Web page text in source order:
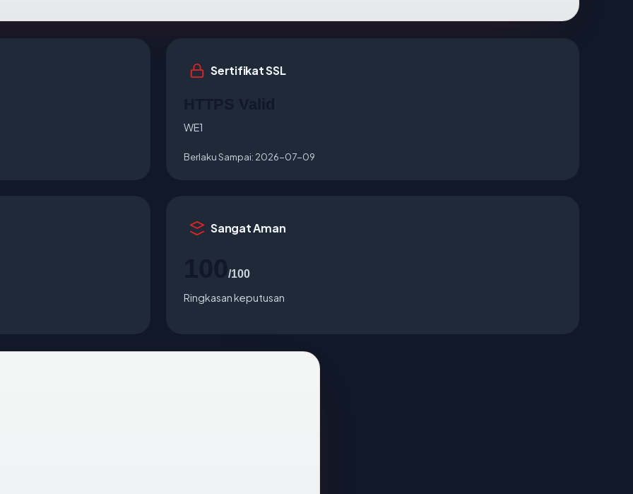
Sertifikat SSL
WE1
Berlaku Sampai: 2026-07-09
Sangat Aman
/100
Ringkasan keputusan